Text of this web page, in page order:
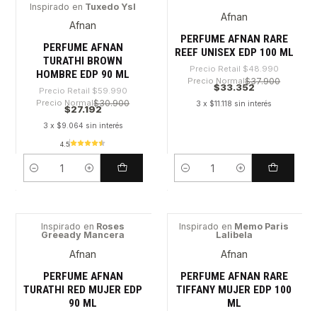
Inspirado en Tuxedo Ysl
Afnan
PERFUME AFNAN
TURATHI BROWN
HOMBRE EDP 90 ML
Precio Retail $59.990
Precio Normal$30.900
$27.192
3 x $9.064 sin interés
4.5
Cantidad
Afnan
PERFUME AFNAN RARE
REEF UNISEX EDP 100 ML
Precio Retail $48.990
Precio Normal$37.900
$33.352
3 x $11.118 sin interés
Cantidad
Inspirado en Roses
Greeady Mancera
Afnan
PERFUME AFNAN
TURATHI RED MUJER EDP
90 ML
Inspirado en Memo Paris
Lalibela
Afnan
PERFUME AFNAN RARE
TIFFANY MUJER EDP 100
ML